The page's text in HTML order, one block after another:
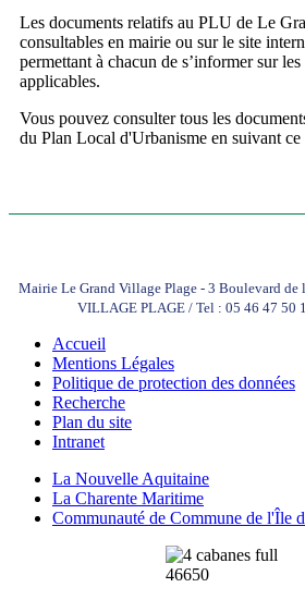
Les documents relatifs au PLU de Le
consultables en mairie ou sur le site
permettant à chacun de s’informer sur
applicables.
Vous pouvez consulter tous les
du Plan Local d'Urbanisme en suivant ce
Mairie Le Grand Village Plage - 3 Boulevard de
VILLAGE PLAGE / Tel : 05 46 47 50
Accueil
Mentions Légales
Politique de protection des données
Recherche
Plan du site
Intranet
La Nouvelle Aquitaine
La Charente Maritime
Communauté de Commune de l'Île